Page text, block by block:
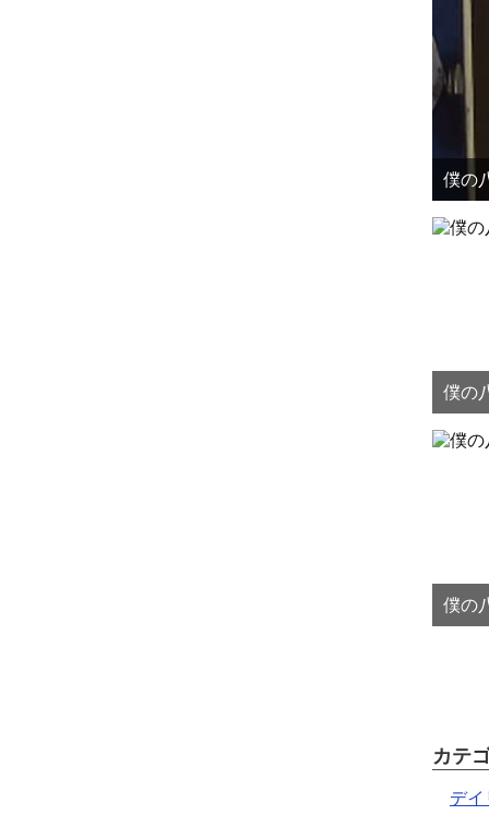
僕の
僕の
僕の
カテ
デイ